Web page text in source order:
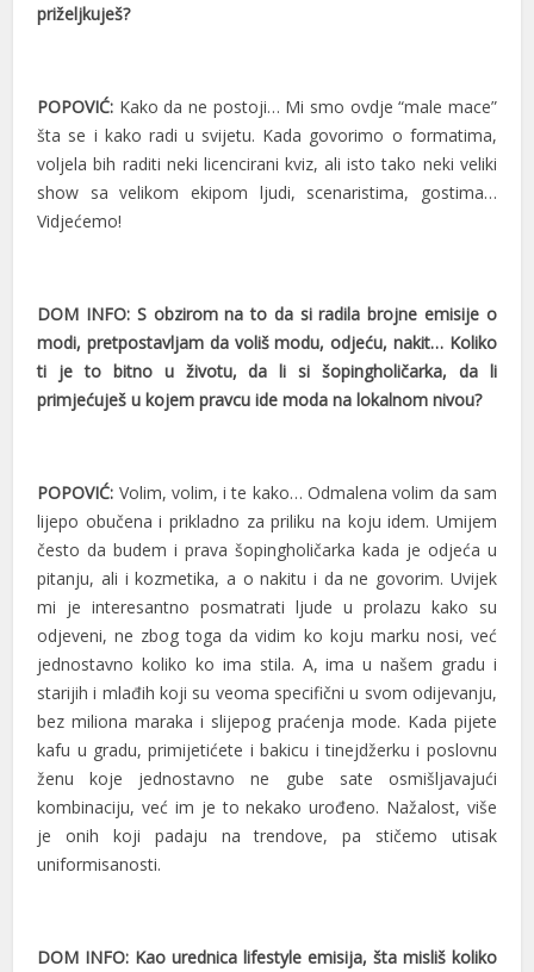
priželjkuješ?
POPOVIĆ: Kako da ne postoji… Mi smo ovdje “male mace”
šta se i kako radi u svijetu. Kada govorimo o formatima,
voljela bih raditi neki licencirani kviz, ali isto tako neki veliki
show sa velikom ekipom ljudi, scenaristima, gostima…
Vidjećemo!
DOM INFO: S obzirom na to da si radila brojne emisije o
modi, pretpostavljam da voliš modu, odjeću, nakit… Koliko
ti je to bitno u životu, da li si šopingholičarka, da li
primjećuješ u kojem pravcu ide moda na lokalnom nivou?
POPOVIĆ: Volim, volim, i te kako… Odmalena volim da sam
lijepo obučena i prikladno za priliku na koju idem. Umijem
često da budem i prava šopingholičarka kada je odjeća u
pitanju, ali i kozmetika, a o nakitu i da ne govorim. Uvijek
mi je interesantno posmatrati ljude u prolazu kako su
odjeveni, ne zbog toga da vidim ko koju marku nosi, već
jednostavno koliko ko ima stila. A, ima u našem gradu i
starijih i mlađih koji su veoma specifični u svom odijevanju,
bez miliona maraka i slijepog praćenja mode. Kada pijete
kafu u gradu, primijetićete i bakicu i tinejdžerku i poslovnu
ženu koje jednostavno ne gube sate osmišljavajući
kombinaciju, već im je to nekako urođeno. Nažalost, više
je onih koji padaju na trendove, pa stičemo utisak
uniformisanosti.
DOM INFO: Kao urednica lifestyle emisija, šta misliš koliko